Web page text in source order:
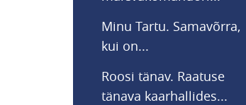
Minu Tartu. Samavõrra,
kui on...
Roosi tänav. Raatuse
tänava kaarhallides...